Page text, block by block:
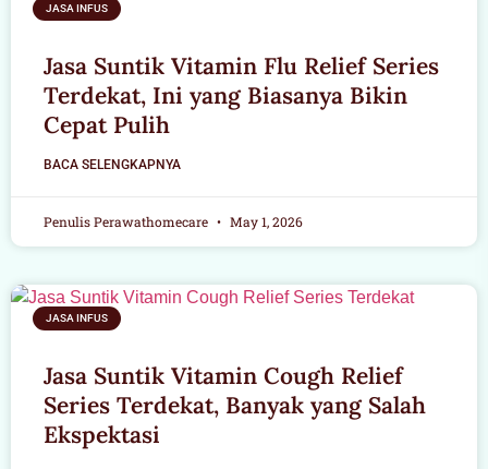
JASA INFUS
Jasa Suntik Vitamin Flu Relief Series
Terdekat, Ini yang Biasanya Bikin
Cepat Pulih
BACA SELENGKAPNYA
Penulis Perawathomecare May 1, 2026
JASA INFUS
Jasa Suntik Vitamin Cough Relief
Series Terdekat, Banyak yang Salah
Ekspektasi